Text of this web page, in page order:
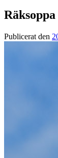
Publicerat den